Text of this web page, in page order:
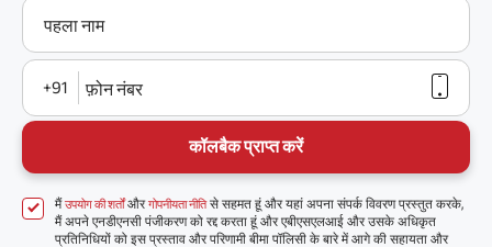
पहला नाम
+91 फ़ोन नंबर
कॉलबैक प्राप्त करें
मैंउपयोग की शर्तोंऔरगोपनीयता नीतिसे सहमत हूं और यहां अपना संपर्क विवरण प्रस्तुत करके,
मैं अपने एनडीएनसी पंजीकरण को रद्द करता हूं और एबीएसएलआई और उसके अधिकृत
प्रतिनिधियों को इस प्रस्ताव और परिणामी बीमा पॉलिसी के बारे में आगे की सहायता और